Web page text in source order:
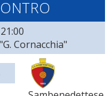
Cornacchia"